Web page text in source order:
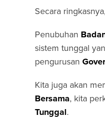
Secara
Penubuhan
sistem tunggal
pengurusan
Kita juga akan
Bersama, kita
Tunggal.